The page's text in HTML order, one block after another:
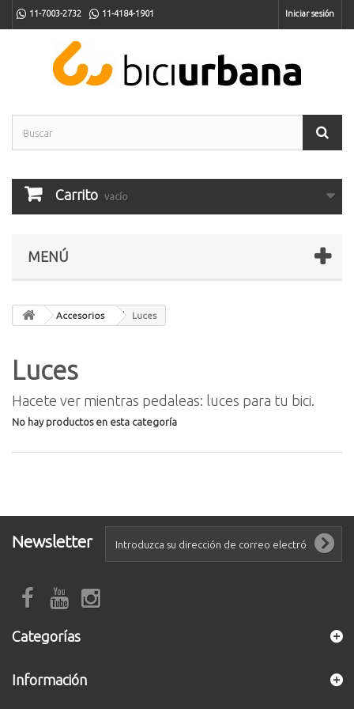
11-7003-2732 11-4184-1901 Iniciar sesión
Carrito vacío
MENÚ
Accesorios Luces
Luces
Hacete ver mientras pedaleas: luces para tu bici.
No hay productos en esta categoría
Newsletter
Categorías
Información